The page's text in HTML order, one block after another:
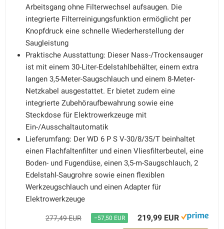
Arbeitsgang ohne Filterwechsel aufsaugen. Die
integrierte Filterreinigungsfunktion ermöglicht per
Knopfdruck eine schnelle Wiederherstellung der
Saugleistung
Praktische Ausstattung: Dieser Nass-/Trockensauger
ist mit einem 30-Liter-Edelstahlbehälter, einem extra
langen 3,5-Meter-Saugschlauch und einem 8-Meter-
Netzkabel ausgestattet. Er bietet zudem eine
integrierte Zubehöraufbewahrung sowie eine
Steckdose für Elektrowerkzeuge mit
Ein-/Ausschaltautomatik
Lieferumfang: Der WD 6 P S V-30/8/35/T beinhaltet
einen Flachfaltenfilter und einen Vliesfilterbeutel, eine
Boden- und Fugendüse, einen 3,5-m-Saugschlauch, 2
Edelstahl-Saugrohre sowie einen flexiblen
Werkzeugschlauch und einen Adapter für
Elektrowerkzeuge
277,49 EUR −57,50 EUR 219,99 EUR